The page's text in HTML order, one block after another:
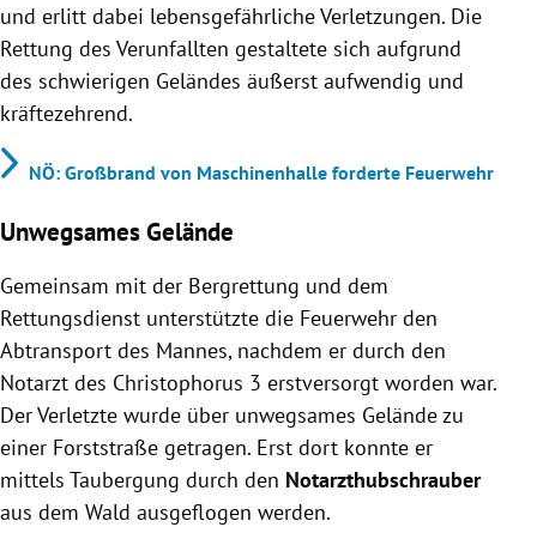
und erlitt dabei lebensgefährliche Verletzungen. Die
Rettung des Verunfallten gestaltete sich aufgrund
des schwierigen Geländes äußerst aufwendig und
kräftezehrend.
NÖ: Großbrand von Maschinenhalle forderte Feuerwehr
Unwegsames Gelände
Gemeinsam mit der Bergrettung und dem
Rettungsdienst unterstützte die Feuerwehr den
Abtransport des Mannes, nachdem er durch den
Notarzt des Christophorus 3 erstversorgt worden war.
Der Verletzte wurde über unwegsames Gelände zu
einer Forststraße getragen. Erst dort konnte er
mittels Taubergung durch den Notarzthubschrauber
aus dem Wald ausgeflogen werden.